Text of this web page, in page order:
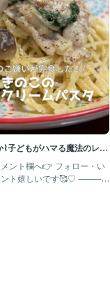
⌇子どもがハマる魔法のレシ
食
欄へ👉 フォロー・い
ト嬉しいです🥰♡ ⸻